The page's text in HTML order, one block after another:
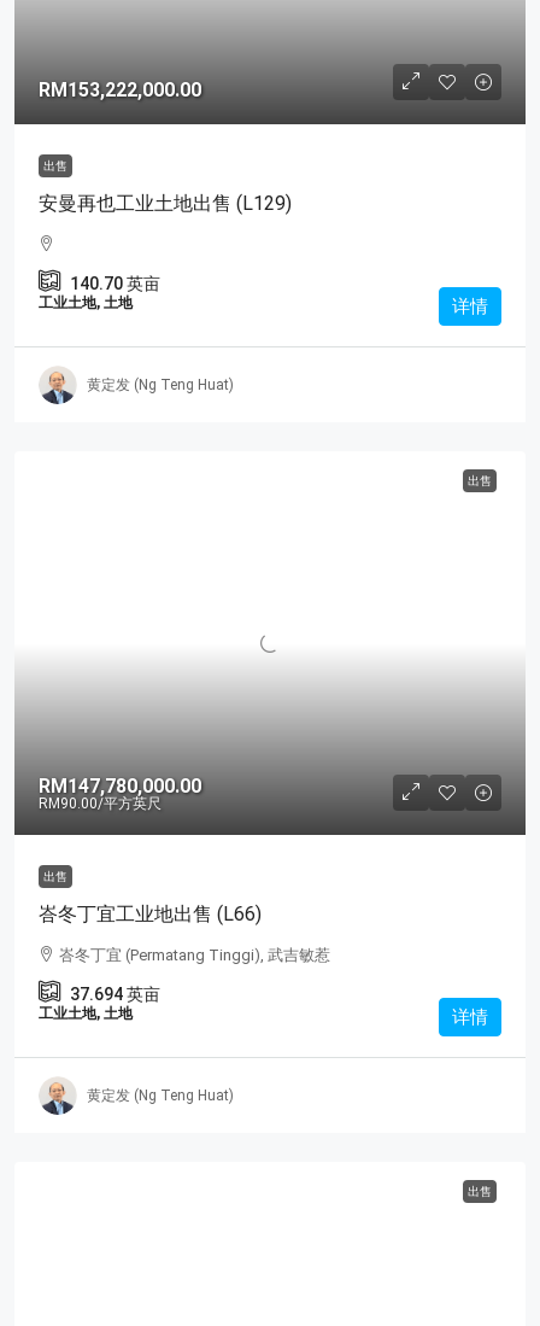
RM153,222,000.00
出售
安曼再也工业土地出售 (L129)
140.70英亩
工业土地, 土地 详情
黄定发 (Ng Teng Huat)
出售
RM147,780,000.00
RM90.00/平方英尺
出售
峇冬丁宜工业地出售 (L66)
峇冬丁宜 (Permatang Tinggi), 武吉敏惹
37.694英亩
工业土地, 土地 详情
黄定发 (Ng Teng Huat)
出售